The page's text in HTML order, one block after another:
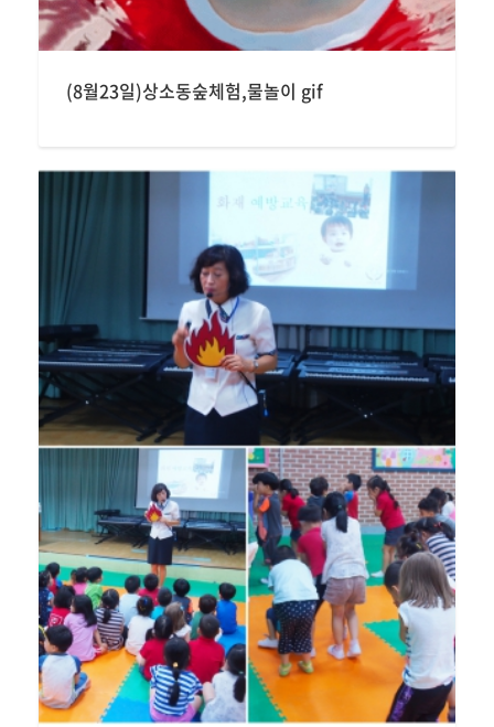
(8월23일)상소동숲체험,물놀이 gif